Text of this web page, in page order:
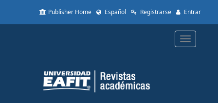
to
Content
Sidebar
Publisher Home Español Registrarse Entrar
Toggle